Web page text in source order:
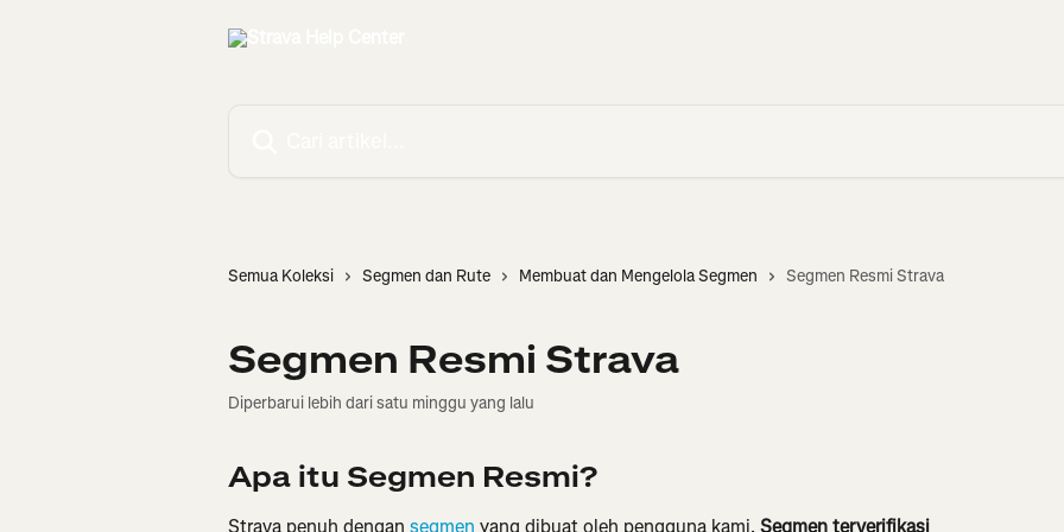
Semua Koleksi Segmen dan Rute Membuat dan Mengelola Segmen Segmen Resmi Strava
Segmen Resmi Strava
Diperbarui lebih dari satu minggu yang lalu
Apa itu Segmen Resmi?
Strava penuh dengan segmen yang dibuat oleh pengguna kami. Segmen terverifikasi